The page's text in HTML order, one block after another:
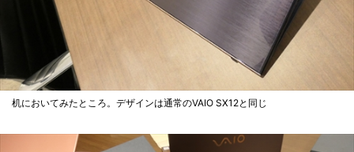
机においてみたところ。デザインは通常のVAIO SX12と同じ